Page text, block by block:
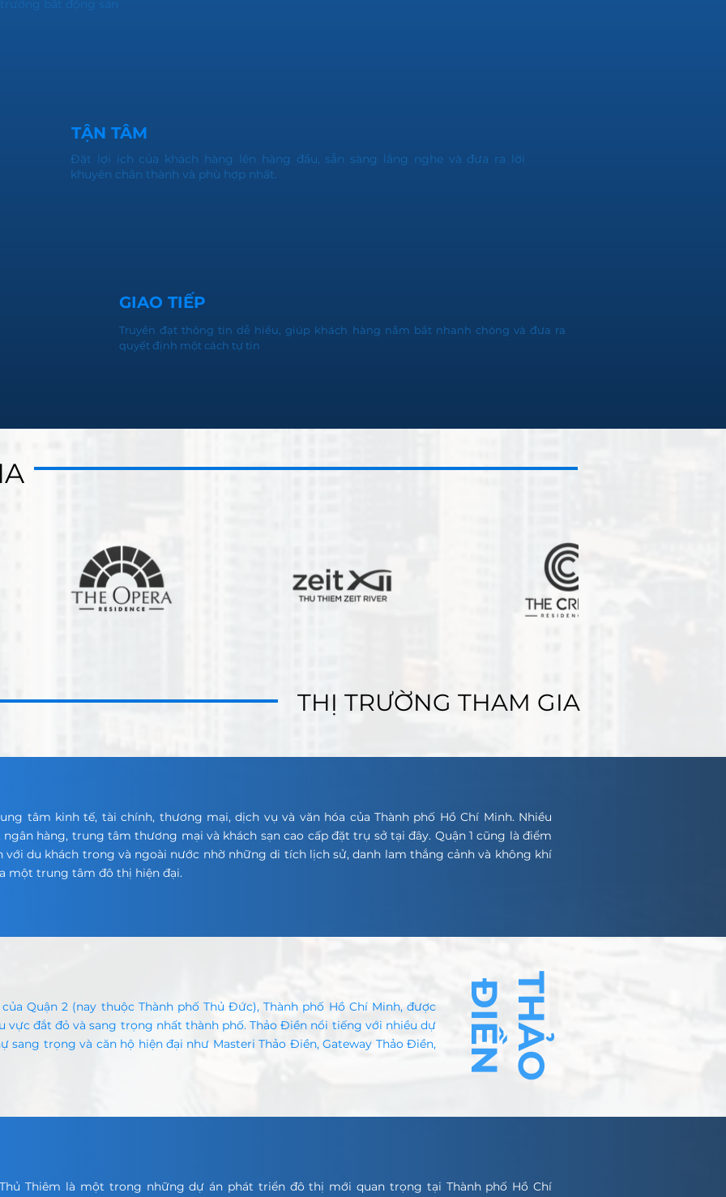
trường bất động sản
TẬN TÂM
Đặt lợi ích của khách hàng lên hàng đầu, sẵn sàng lắng nghe và đưa ra lời
khuyên chân thành và phù hợp nhất.
GIAO TIẾP
Truyền đạt thông tin dễ hiểu, giúp khách hàng nắm bắt nhanh chóng và đưa ra
quyết định một cách tự tin
THỊ TRƯỜNG THAM GIA
THỊ TRƯỜNG THAM GIA
tâm kinh tế, tài chính, thương mại, dịch vụ và văn hóa của Thành phố Hồ Chí Minh. Nhiều
hàng, trung tâm thương mại và khách sạn cao cấp đặt trụ sở tại đây. Quận 1 cũng là điểm
với du khách trong và ngoài nước nhờ những di tích lịch sử, danh lam thắng cảnh và không khí
một trung tâm đô thị hiện đại.
Quận 2 (nay thuộc Thành phố Thủ Đức), Thành phố Hồ Chí Minh, được
đắt đỏ và sang trọng nhất thành phố. Thảo Điền nổi tiếng với nhiều dự
sang trọng và căn hộ hiện đại như Masteri Thảo Điền, Gateway Thảo Điền,
T
H
Ả
O
ĐI
Ề
N
Thiêm là một trong những dự án phát triển đô thị mới quan trọng tại Thành phố Hồ Chí